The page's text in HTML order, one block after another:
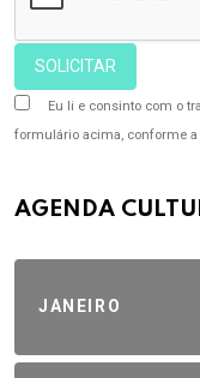
SOLICITAR
Eu li e consinto com o
formulário acima, conforme a
AGENDA
JANEIRO